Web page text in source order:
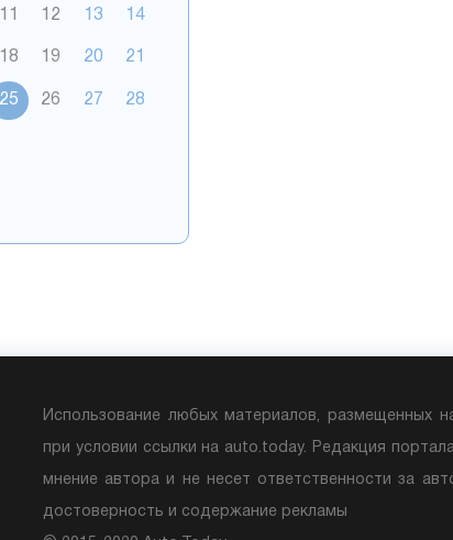
12 13 14
18 19 20 21
25 26 27 28
Использование любых материалов, размещенных
при условии ссылки на auto.today. Редакция
мнение автора и не несет ответственности за
достоверность и содержание рекламы